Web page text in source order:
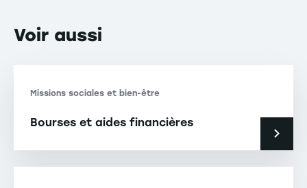
Voir aussi
Missions sociales et bien-être
Bourses et aides financières